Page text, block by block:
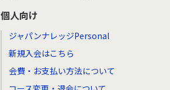
個人向け
ジャパンナレッジPersonal
新規入会はこちら
会費・お支払い方法について